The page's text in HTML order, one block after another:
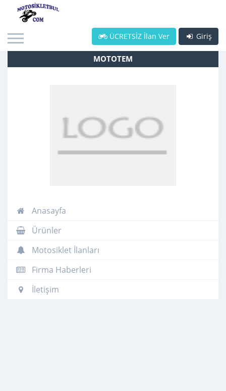
Giriş
ÜCRETSİZ İlan Ver
MOTOTEM
Anasayfa
Ürünler
Motosiklet İlanları
Firma Haberleri
İletişim